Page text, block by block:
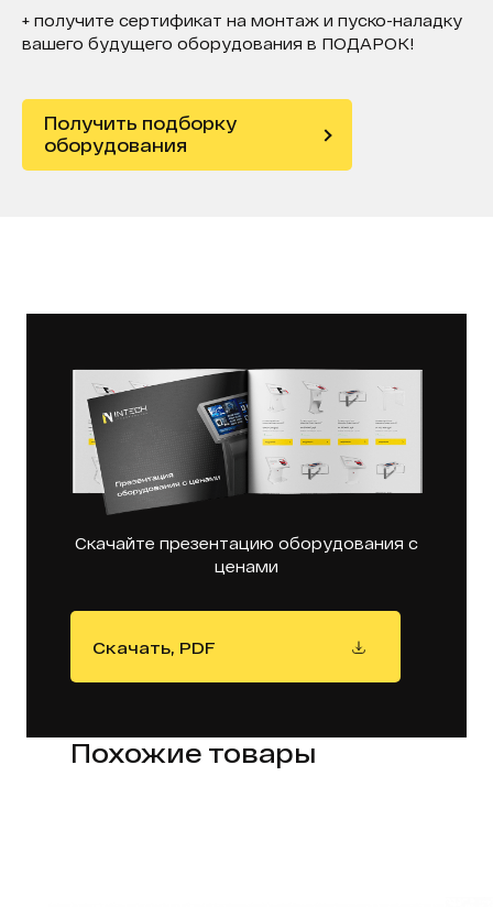
+ получите сертификат на монтаж и пуско-наладку
вашего будущего оборудования в ПОДАРОК!
Получить подборку
оборудования
Скачайте презентацию оборудования с
ценами
Скачать, PDF
Похожие товары